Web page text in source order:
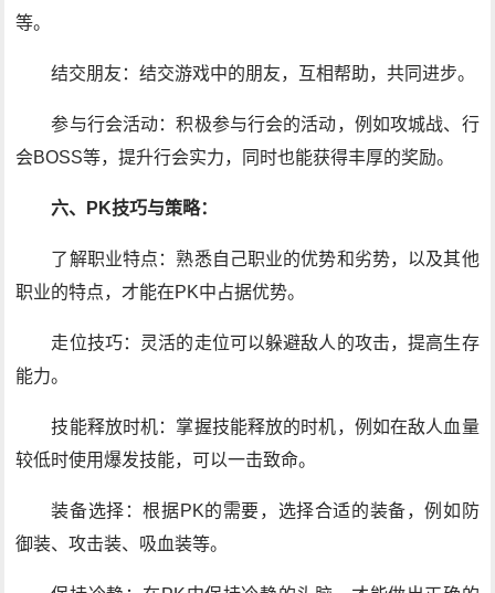
等。
结交朋友：结交游戏中的朋友，互相帮助，共同进步。
参与行会活动：积极参与行会的活动，例如攻城战、行
会BOSS等，提升行会实力，同时也能获得丰厚的奖励。
六、PK技巧与策略：
了解职业特点：熟悉自己职业的优势和劣势，以及其他
职业的特点，才能在PK中占据优势。
走位技巧：灵活的走位可以躲避敌人的攻击，提高生存
能力。
技能释放时机：掌握技能释放的时机，例如在敌人血量
较低时使用爆发技能，可以一击致命。
装备选择：根据PK的需要，选择合适的装备，例如防
御装、攻击装、吸血装等。